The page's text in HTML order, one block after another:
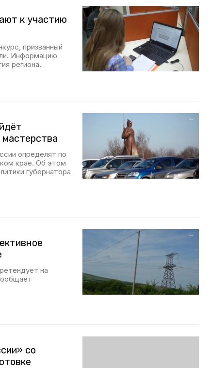
к участию
призванный
Информацию
региона.
мастерства
определят по
крае. Об этом
губернатора
на
со